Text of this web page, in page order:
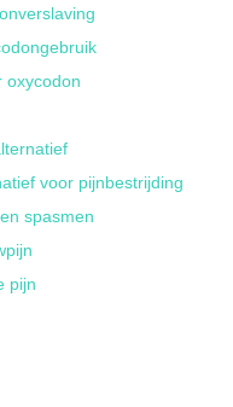
oxycodon
voor pijnbestrijding
spasmen
pijn